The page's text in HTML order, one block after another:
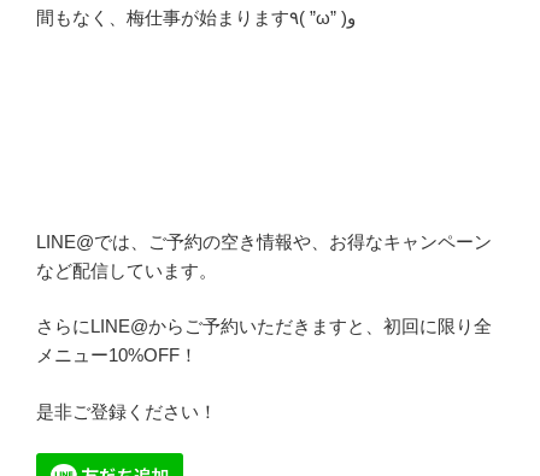
間もなく、梅仕事が始まります٩( ”ω” )و
LINE@では、ご予約の空き情報や、お得なキャンペーン
など配信しています。
さらにLINE@からご予約いただきますと、初回に限り全
メニュー10%OFF！
是非ご登録ください！